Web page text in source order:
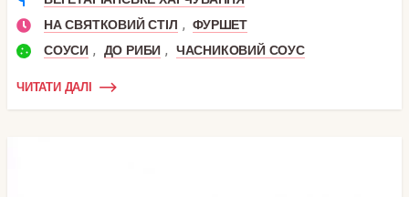
НА СВЯТКОВИЙ СТІЛ , ФУРШЕТ
СОУСИ , ДО РИБИ , ЧАСНИКОВИЙ СОУС
ЧИТАТИ ДАЛІ